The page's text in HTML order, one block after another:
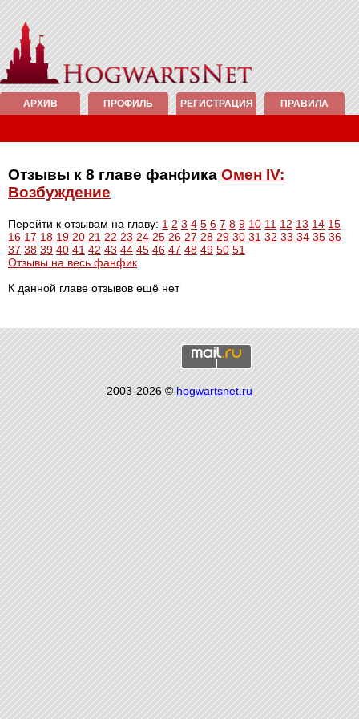
АРХИВ ПРОФИЛЬ РЕГИСТРАЦИЯ ПРАВИЛА
Отзывы к 8 главе фанфика Омен IV:
Возбуждение
Перейти к отзывам на главу: 1 2 3 4 5 6 7 8 9 10 11 12 13 14 15
16 17 18 19 20 21 22 23 24 25 26 27 28 29 30 31 32 33 34 35 36
37 38 39 40 41 42 43 44 45 46 47 48 49 50 51
Отзывы на весь фанфик
К данной главе отзывов ещё нет
2003-2026 ©hogwartsnet.ru